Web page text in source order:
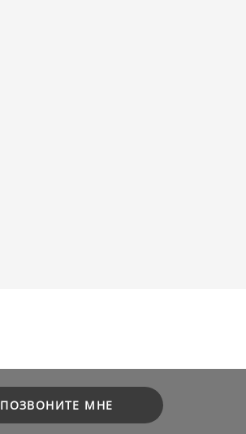
ПОЗВОНИТЕ МНЕ